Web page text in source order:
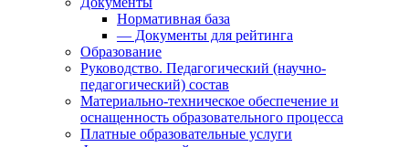
Нормативная база
— Документы для рейтинга
Образование
Руководство. Педагогический (научно-
педагогический) состав
Материально-техническое обеспечение и
оснащенность образовательного процесса
Платные образовательные услуги